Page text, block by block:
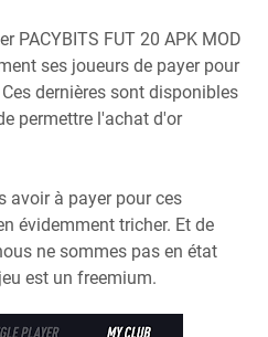
PACYBITS FUT 20 APK MOD
ses joueurs de payer pour
dernières sont disponibles
permettre l'achat d'or
avoir à payer pour ces
évidemment tricher. Et de
ne sommes pas en état
est un freemium.